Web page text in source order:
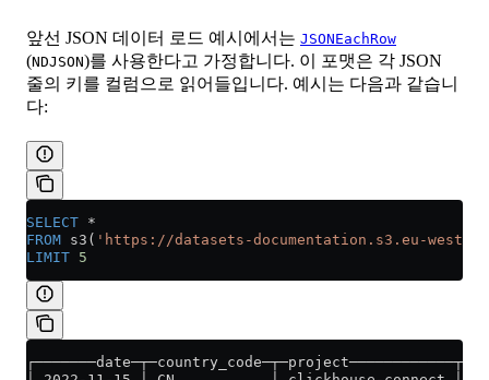
앞선 JSON 데이터 로드 예시에서는 JSONEachRow
(NDJSON)를 사용한다고 가정합니다. 이 포맷은 각 JSON
줄의 키를 컬럼으로 읽어들입니다. 예시는 다음과 같습니
다:
SELECT *
FROM s3( 'https://datasets-documentation.s3.eu-west-
LIMIT 5